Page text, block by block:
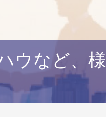
ウなど、